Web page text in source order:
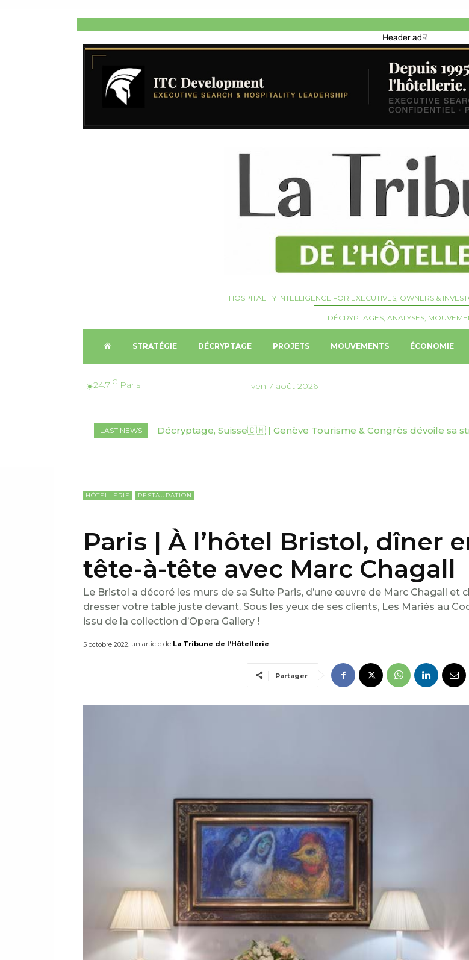
Header ad☟
HOSPITALITY INTELLIGENCE FOR EXECUTIVES, OWNERS &
DÉCRYPTAGES, ANALYSES,
U
I
STRATÉGIE DÉCRYPTAGE PROJETS MOUVEMENTS ÉCONOMIE
24.7 C Paris ven 7 août 2026
LAST NEWS
Décryptage, Suisse🇨🇭 | Genève Tourisme & Congrès dévoile sa
Nomination, Rwanda | Martin Cody nommé Cluster General
HÔTELLERIE RESTAURATION
Paris | À l’hôtel Bristol, dîner
tête-à-tête avec Marc Chagall
Le Bristol a décoré les murs de sa Suite Paris, d’une œuvre de Marc Chagall et
dresser votre table juste devant. Sous les yeux de ses clients, Les Mariés au
issu de la collection d’Opera Gallery !
5 octobre 2022, un article de La Tribune de l’Hôtellerie
Partager